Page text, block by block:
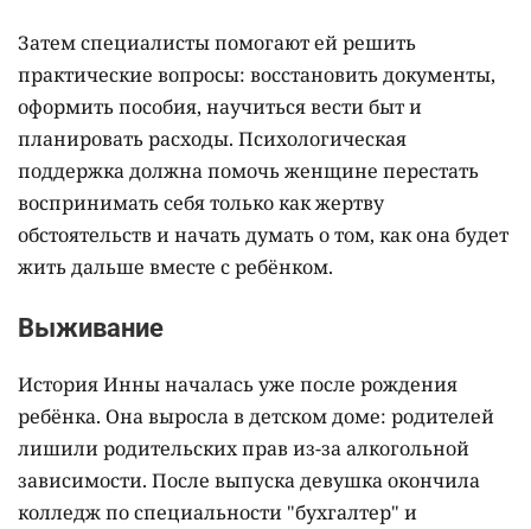
Затем специалисты помогают ей решить
практические вопросы: восстановить документы,
оформить пособия, научиться вести быт и
планировать расходы. Психологическая
поддержка должна помочь женщине перестать
воспринимать себя только как жертву
обстоятельств и начать думать о том, как она будет
жить дальше вместе с ребёнком.
Выживание
История Инны началась уже после рождения
ребёнка. Она выросла в детском доме: родителей
лишили родительских прав из-за алкогольной
зависимости. После выпуска девушка окончила
колледж по специальности "бухгалтер" и